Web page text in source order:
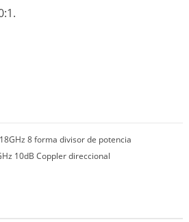
8 forma divisor de potencia
10dB Coppler direccional